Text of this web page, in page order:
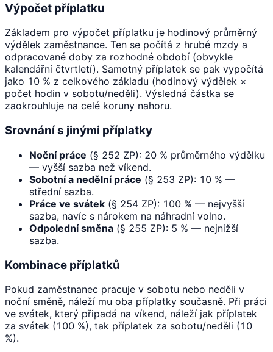
Výpočet příplatku
Základem pro výpočet příplatku je hodinový průměrný
výdělek zaměstnance. Ten se počítá z hrubé mzdy a
odpracované doby za rozhodné období (obvykle
kalendářní čtvrtletí). Samotný příplatek se pak vypočítá
jako 10 % z celkového základu (hodinový výdělek ×
počet hodin v sobotu/neděli). Výsledná částka se
zaokrouhluje na celé koruny nahoru.
Srovnání s jinými příplatky
Noční práce (§ 252 ZP): 20 % průměrného výdělku
— vyšší sazba než víkend.
Sobotní a nedělní práce (§ 253 ZP): 10 % —
střední sazba.
Práce ve svátek (§ 254 ZP): 100 % — nejvyšší
sazba, navíc s nárokem na náhradní volno.
Odpolední směna (§ 255 ZP): 5 % — nejnižší
sazba.
Kombinace příplatků
Pokud zaměstnanec pracuje v sobotu nebo neděli v
noční směně, náleží mu oba příplatky současně. Při práci
ve svátek, který připadá na víkend, náleží jak příplatek
za svátek (100 %), tak příplatek za sobotu/neděli (10
%).